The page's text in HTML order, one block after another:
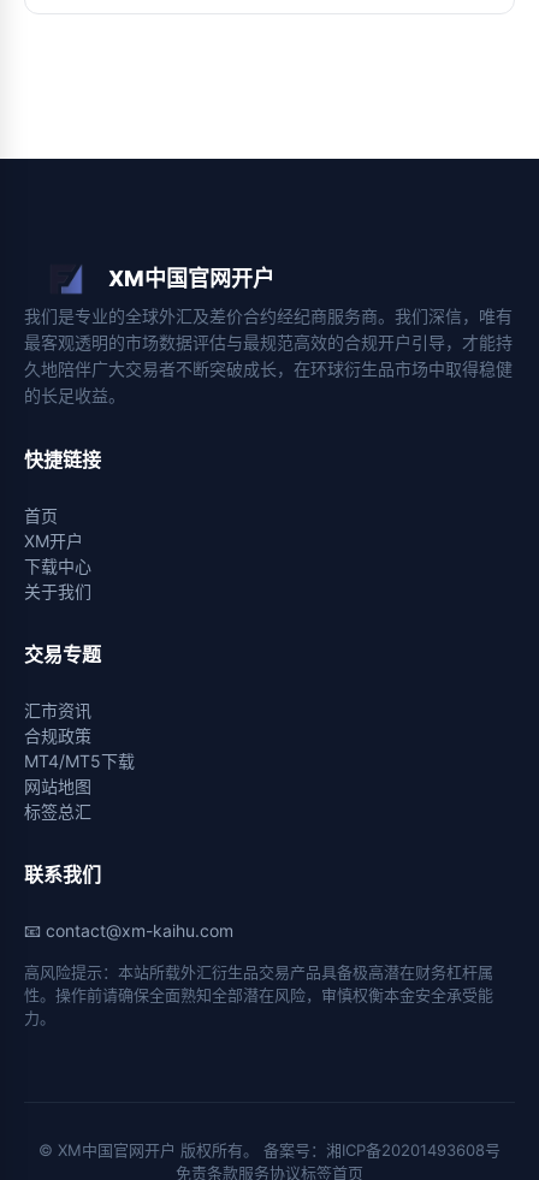
XM中国官网开户
我们是专业的全球外汇及差价合约经纪商服务商。我们深信，唯有
最客观透明的市场数据评估与最规范高效的合规开户引导，才能持
久地陪伴广大交易者不断突破成长，在环球衍生品市场中取得稳健
的长足收益。
快捷链接
首页
XM开户
下载中心
关于我们
交易专题
汇市资讯
合规政策
MT4/MT5下载
网站地图
标签总汇
联系我们
📧 contact@xm-kaihu.com
高风险提示：本站所载外汇衍生品交易产品具备极高潜在财务杠杆属
性。操作前请确保全面熟知全部潜在风险，审慎权衡本金安全承受能
力。
© XM中国官网开户 版权所有。 备案号：湘ICP备20201493608号
免责条款服务协议标签首页